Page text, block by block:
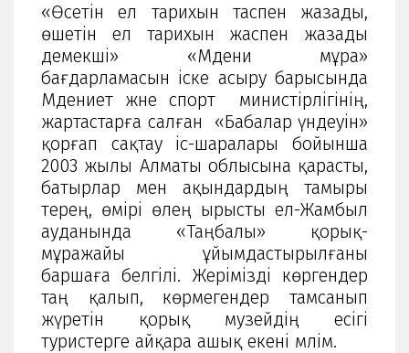
«Өсетін ел тарихын таспен жазады,
өшетін ел тарихын жаспен жазады
демекші» «Мәдени мұра»
бағдарламасын іске асыру барысында
Мәдениет және спорт министірлігінің,
жартастарға салған «Бабалар үндеуін»
қорғап сақтау іс-шаралары бойынша
2003 жылы Алматы облысына қарасты,
батырлар мен ақындардың тамыры
терең, өмірі өлең ырысты ел-Жамбыл
ауданында «Таңбалы» қорық-
мұражайы ұйымдастырылғаны
баршаға белгілі. Жерімізді көргендер
таң қалып, көрмегендер тамсанып
жүретін қорық музейдің есігі
туристерге айқара ашық екені мәлім.